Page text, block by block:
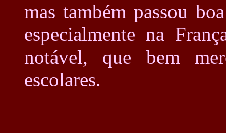
mas também passou
especialmente na
notável, que bem
escolares.